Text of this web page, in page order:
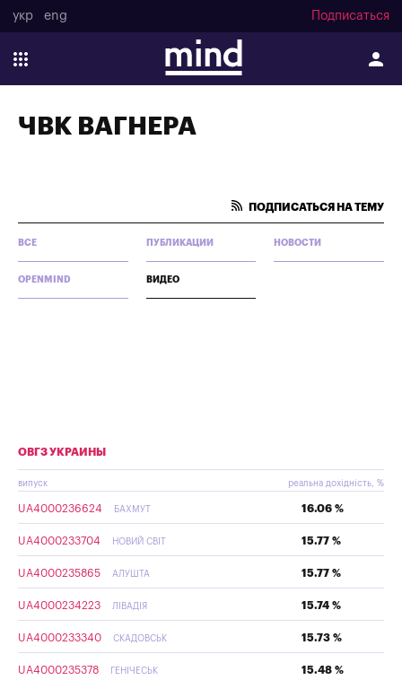
укр eng Подписаться
ЧВК ВАГНЕРА
ПОДПИСАТЬСЯ НА ТЕМУ
ВСЕ ПУБЛИКАЦИИ НОВОСТИ
OPENMIND ВИДЕО
ОВГЗ УКРАИНЫ
випуск реальна дохідність, %
UA4000236624 БАХМУТ 16.06 %
UA4000233704 НОВИЙ СВІТ 15.77 %
UA4000235865 АЛУШТА 15.77 %
UA4000234223 ЛІВАДІЯ 15.74 %
UA4000233340 СКАДОВСЬК 15.73 %
UA4000235378 ГЕНІЧЕСЬК 15.48 %